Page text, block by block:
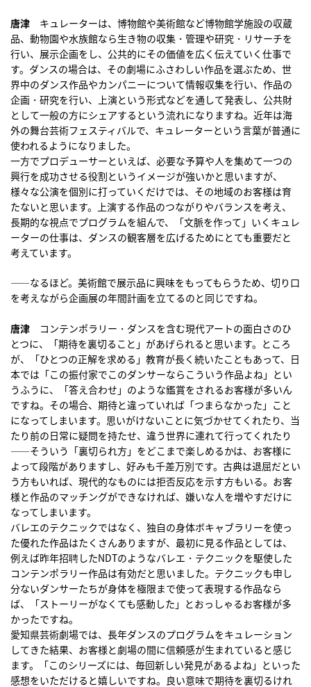
唐津 キュレーターは、博物館や美術館など博物館学施設の収蔵
品、動物園や水族館なら生き物の収集・管理や研究・リサーチを
行い、展示企画をし、公共的にその価値を広く伝えていく仕事で
す。ダンスの場合は、その劇場にふさわしい作品を選ぶため、世
界中のダンス作品やカンパニーについて情報収集を行い、作品の
企画・研究を行い、上演という形式などを通して発表し、公共財
として一般の方にシェアするという流れになりますね。近年は海
外の舞台芸術フェスティバルで、キュレーターという言葉が普通に
使われるようになりました。
一方でプロデューサーといえば、必要な予算や人を集めて一つの
興行を成功させる役割というイメージが強いかと思いますが、
様々な公演を個別に打っていくだけでは、その地域のお客様は育
たないと思います。上演する作品のつながりやバランスを考え、
長期的な視点でプログラムを組んで、「文脈を作って」いくキュレ
ーターの仕事は、ダンスの観客層を広げるためにとても重要だと
考えています。
――なるほど。美術館で展示品に興味をもってもらうため、切り口
を考えながら企画展の年間計画を立てるのと同じですね。
唐津 コンテンポラリー・ダンスを含む現代アートの面白さのひ
とつに、「期待を裏切ること」があげられると思います。ところ
が、「ひとつの正解を求める」教育が長く続いたこともあって、日
本では「この振付家でこのダンサーならこういう作品よね」とい
うふうに、「答え合わせ」のような鑑賞をされるお客様が多いん
ですね。その場合、期待と違っていれば「つまらなかった」こと
になってしまいます。思いがけないことに気づかせてくれたり、当
たり前の日常に疑問を持たせ、違う世界に連れて行ってくれたり
――そういう「裏切られ方」をどこまで楽しめるかは、お客様に
よって段階がありますし、好みも千差万別です。古典は退屈だとい
う方もいれば、現代的なものには拒否反応を示す方もいる。お客
様と作品のマッチングができなければ、嫌いな人を増やすだけに
なってしまいます。
バレエのテクニックではなく、独自の身体ボキャブラリーを使っ
た優れた作品はたくさんありますが、最初に見る作品としては、
例えば昨年招聘したNDTのようなバレエ・テクニックを駆使した
コンテンポラリー作品は有効だと思いました。テクニックも申し
分ないダンサーたちが身体を極限まで使って表現する作品なら
ば、「ストーリーがなくても感動した」とおっしゃるお客様が多
かったですね。
愛知県芸術劇場では、長年ダンスのプログラムをキュレーション
してきた結果、お客様と劇場の間に信頼感が生まれていると感じ
ます。「このシリーズには、毎回新しい発見があるよね」といった
感想をいただけると嬉しいですね。良い意味で期待を裏切るけれ